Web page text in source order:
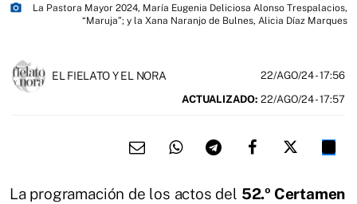
photo_camera
La Pastora Mayor 2024, María Eugenia Deliciosa Alonso Trespalacios,
“Maruja”; y la Xana Naranjo de Bulnes, Alicia Díaz Marques
EL FIELATO Y EL NORA 22/AGO/24- 17:56
ACTUALIZADO: 22/AGO/24 - 17:57
La programación de los actos del 52.º Certamen